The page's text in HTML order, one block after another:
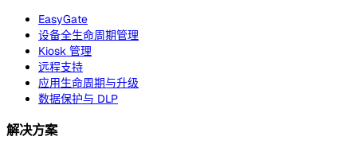
EasyGate
设备全生命周期管理
Kiosk 管理
远程支持
应用生命周期与升级
数据保护与 DLP
解决方案